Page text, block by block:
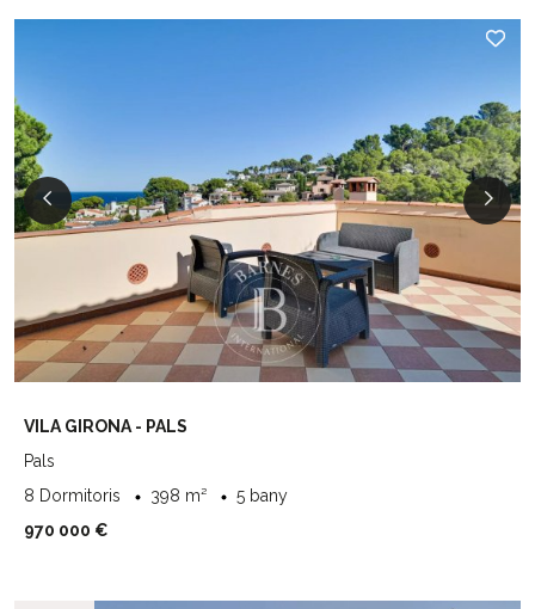
VILA GIRONA - PALS
Pals
8 Dormitoris
398 m²
5 bany
970 000 €